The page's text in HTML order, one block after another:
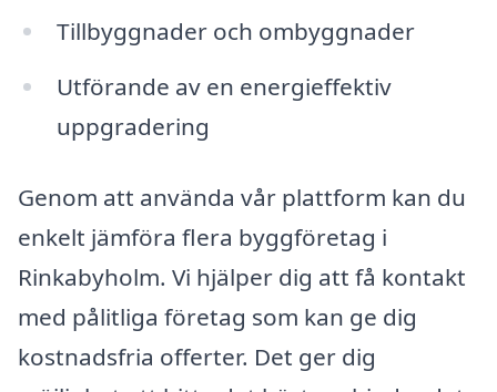
Tillbyggnader och ombyggnader
Utförande av en energieffektiv
uppgradering
Genom att använda vår plattform kan du
enkelt jämföra flera byggföretag i
Rinkabyholm. Vi hjälper dig att få kontakt
med pålitliga företag som kan ge dig
kostnadsfria offerter. Det ger dig